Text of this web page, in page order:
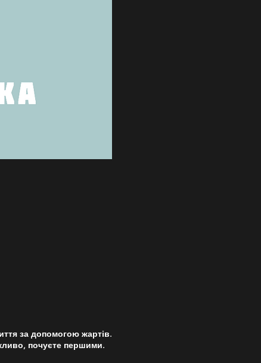
за допомогою жартів.
почуєте першими.